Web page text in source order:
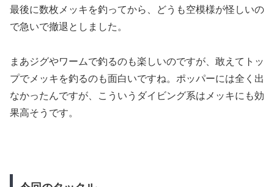
最後に数枚メッキを釣ってから、どうも空模様が怪しいの
で急いで撤退としました。
まあジグやワームで釣るのも楽しいのですが、敢えてトッ
プでメッキを釣るのも面白いですね。ポッパーには全く出
なかったんですが、こういうダイビング系はメッキにも効
果高そうです。